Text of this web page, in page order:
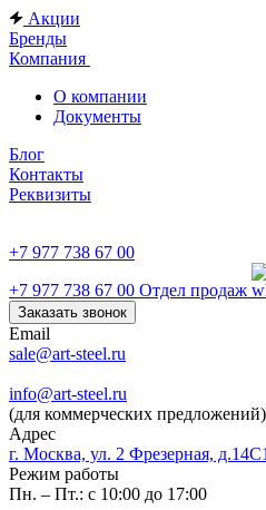
Акции
Бренды
Компания
О компании
Документы
Блог
Контакты
Реквизиты
+7 977 738 67 00
+7 977 738 67 00 Отдел продаж
Заказать звонок
Email
sale@art-steel.ru
info@art-steel.ru
(для коммерческих предложений)
Адрес
г. Москва, ул. 2 Фрезерная,
Режим работы
Пн. – Пт.: с 10:00 до 17:00